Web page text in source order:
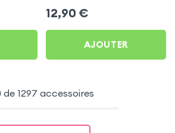
12,90 €
AJOUTER
de 1297 accessoires